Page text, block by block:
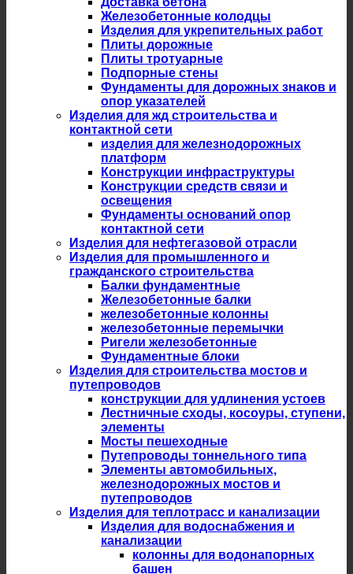
Железобетонные колодцы
Изделия для укрепительных работ
Плиты дорожные
Плиты тротуарные
Подпорные стены
Фундаменты для дорожных знаков и
опор указателей
Изделия для жд строительства и
контактной сети
изделия для железнодорожных
платформ
Конструкции инфраструктуры
Конструкции средств связи и
освещения
Фундаменты оснований опор
контактной сети
Изделия для нефтегазовой отрасли
Изделия для промышленного и
гражданского строительства
Балки фундаментные
Железобетонные балки
железобетонные колонны
железобетонные перемычки
Ригели железобетонные
Фундаментные блоки
Изделия для строительства мостов и
путепроводов
конструкции для удлинения устоев
Лестничные сходы, косоуры, ступени,
элементы
Мосты пешеходные
Путепроводы тоннельного типа
Элементы автомобильных,
железнодорожных мостов и
путепроводов
Изделия для теплотрасс и канализации
Изделия для водоснабжения и
канализации
колонны для водонапорных
башен